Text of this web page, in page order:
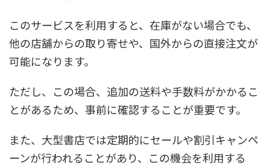
このサービスを利用すると、在庫がない場合でも、
他の店舗からの取り寄せや、国外からの直接注文が
可能になります。
ただし、この場合、追加の送料や手数料がかかるこ
とがあるため、事前に確認することが重要です。
また、大型書店では定期的にセールや割引キャンペ
ーンが行われることがあり、この機会を利用する